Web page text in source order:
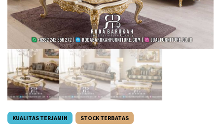
KUALITAS TERJAMIN STOCK TERBATAS